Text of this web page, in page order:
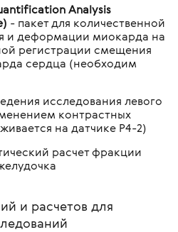
Analysis
- пакет для количественной
и деформации миокарда на
регистрации смещения
сердца (необходим
исследования левого
контрастных
на датчике P4-2)
расчет фракции
и расчетов для